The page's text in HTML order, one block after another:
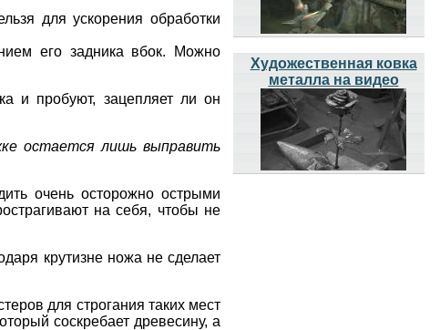
для ускорения обработки
его задника вбок. Можно
и пробуют, зацепляет ли он
остается лишь выправить
очень осторожно острыми
на себя, чтобы не
крутизне ножа не сделает
для строгания таких мест
соскребает древесину, а
Художественная ковка
металла на видео